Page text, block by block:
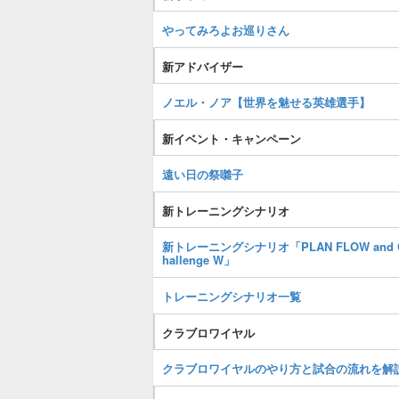
やってみろよお巡りさん
新アドバイザー
ノエル・ノア【世界を魅せる英雄選手】
新イベント・キャンペーン
遠い日の祭囃子
新トレーニングシナリオ
新トレーニングシナリオ「PLAN FLOW and
hallenge W」
トレーニングシナリオ一覧
クラブロワイヤル
クラブロワイヤルのやり方と試合の流れを解